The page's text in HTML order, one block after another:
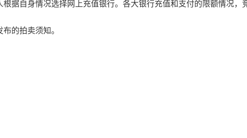
据自身情况选择网上充值银行。各大银行充值和支付的限额情况，
的拍卖须知。